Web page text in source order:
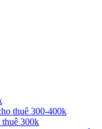
thuê 300-400k
thuê 300k